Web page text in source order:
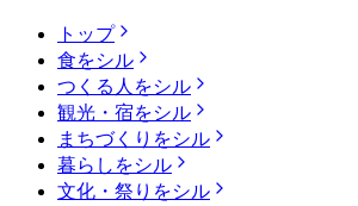
トップ
食をシル
つくる人をシル
観光・宿をシル
まちづくりをシル
暮らしをシル
文化・祭りをシル